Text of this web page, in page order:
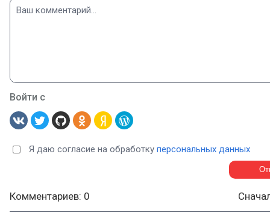
Войти с
Я даю согласие на обработку персональных данных
Комментариев: 0